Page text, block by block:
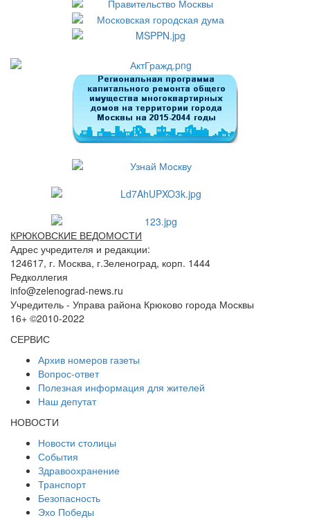
КРЮКОВСКИЕ ВЕДОМОСТИ
Адрес учредителя и редакции:
124617, г. Москва, г.Зеленоград, корп. 1444
Редколлегия
info@zelenograd-news.ru
Учредитель - Управа района Крюково города Москвы
16+ ©2010-2022
СЕРВИС
Архив номеров газеты
Вопрос-ответ
Полезная информация для жителей
Наш депутат
НОВОСТИ
Новости столицы
События
Здравоохранение
Транспорт
Безопасность
Эхо Победы